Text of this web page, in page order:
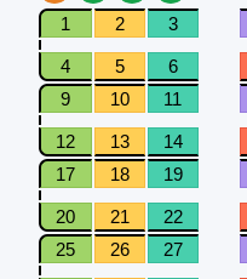
1
2 3
4 5 6
9
10 11
12 13 14
17
18 19
20 21 22
25
26 27